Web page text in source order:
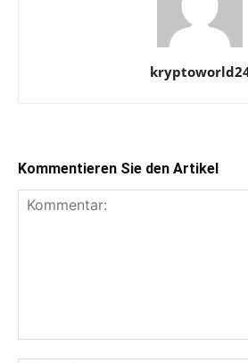
Kommentieren Sie den Artikel